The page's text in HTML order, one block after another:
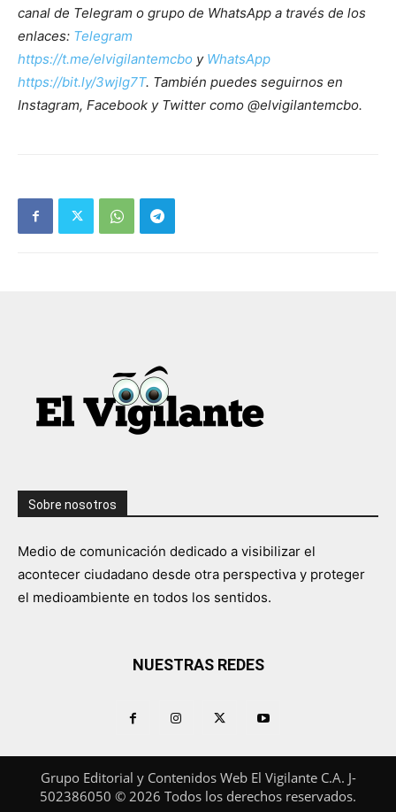
canal de Telegram o grupo de WhatsApp a través de los
enlaces: Telegram
https://t.me/elvigilantemcbo y WhatsApp
https://bit.ly/3wjIg7T. También puedes seguirnos en
Instagram, Facebook y Twitter como @elvigilantemcbo.
Sobre nosotros
Medio de comunicación dedicado a visibilizar el
acontecer ciudadano desde otra perspectiva y proteger
el medioambiente en todos los sentidos.
NUESTRAS REDES
Grupo Editorial y Contenidos Web El Vigilante C.A. J-
502386050 © 2026 Todos los derechos reservados.